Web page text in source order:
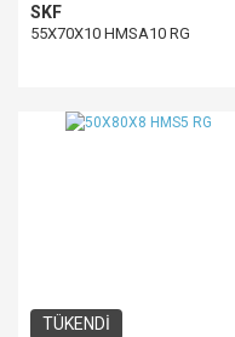
SKF
55X70X10 HMSA10 RG
TÜKENDİ